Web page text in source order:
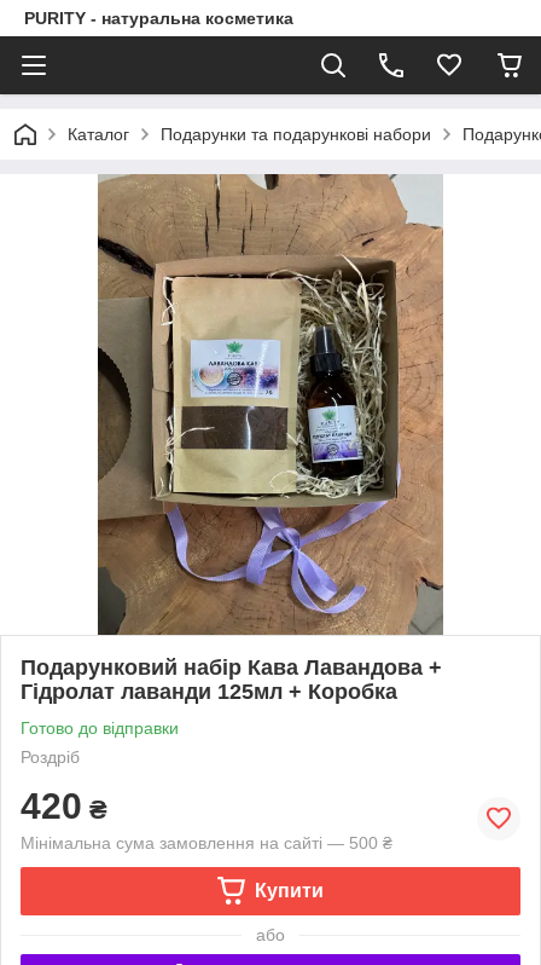
PURITY - натуральна косметика
Каталог Подарунки та подарункові набори
Подарунковий набір Кава Лавандова +
Гідролат лаванди 125мл + Коробка
Готово до відправки
Роздріб
420 ₴
Мінімальна сума замовлення на сайті — 500 ₴
Купити
або